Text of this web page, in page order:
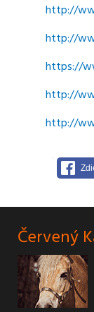
http://
http://
https://
http://
http://
Červený